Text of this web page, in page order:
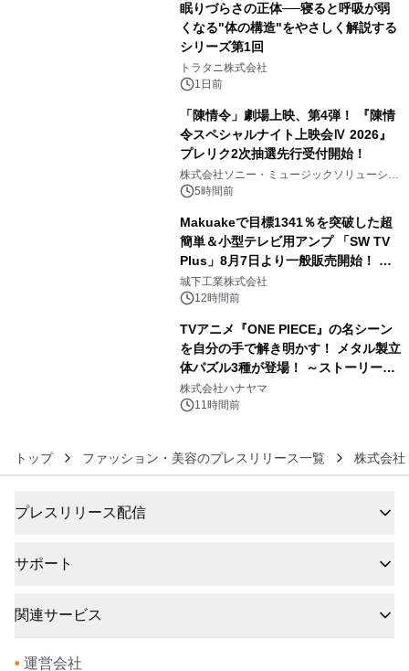
眠りづらさの正体──寝ると呼吸が弱
くなる"体の構造"をやさしく解説する
シリーズ第1回
トラタニ株式会社
1日前
「陳情令」劇場上映、第4弾！ 『陳情
令スペシャルナイト上映会Ⅳ 2026』
プレリク2次抽選先行受付開始！
株式会社ソニー・ミュージックソリューショ
ンズ5時間前
Makuakeで目標1341％を突破した超
簡単＆小型テレビ用アンプ 「SW TV
Plus」8月7日より一般販売開始！ ケ
ーブル1本つなぐだけ、テレビの音が
ぐっと豊かに
城下工業株式会社
12時間前
TVアニメ『ONE PIECE』の名シーン
を自分の手で解き明かす！ メタル製立
体パズル3種が登場！ ～ストーリーと
ギミックが融合した 大人の体験型パズ
ルが8月7日(金)12時より先行予約受付
株式会社ハナヤマ
11時間前
トップ ファッション・美容のプレスリリース一覧 株式会社
プレスリリース配信
サポート
関連サービス
• 運営会社